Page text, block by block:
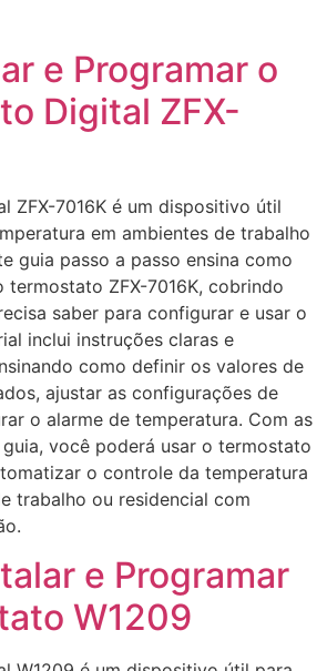
e Programar o
Digital ZFX-
ZFX-7016K é um dispositivo útil
em ambientes de trabalho
guia passo a passo ensina como
termostato ZFX-7016K, cobrindo
saber para configurar e usar o
inclui instruções claras e
como definir os valores de
ajustar as configurações de
o alarme de temperatura. Com as
você poderá usar o termostato
o controle da temperatura
trabalho ou residencial com
e Programar
W1209